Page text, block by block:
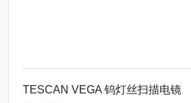
TESCAN VEGA 钨灯丝扫描电镜